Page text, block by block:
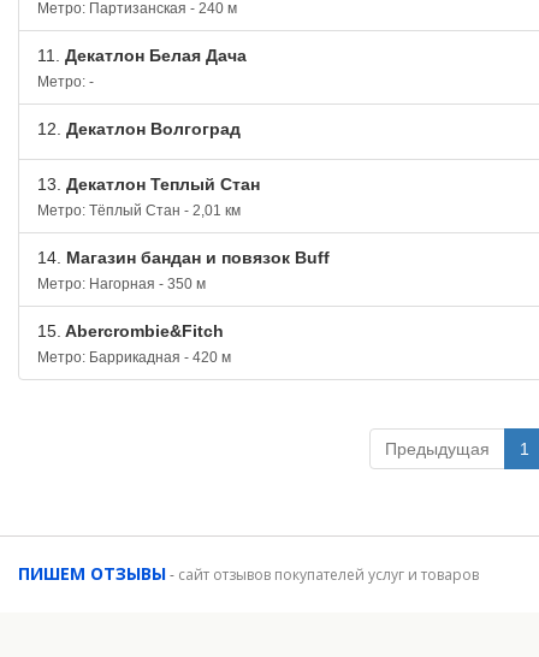
Метро: Партизанская - 240 м
11. Декатлон Белая Дача
Метро: -
12. Декатлон Волгоград
13. Декатлон Теплый Стан
Метро: Тёплый Стан - 2,01 км
14. Магазин бандан и повязок Buff
Метро: Нагорная - 350 м
15. Abercrombie&Fitch
Метро: Баррикадная - 420 м
Предыдущая 1
ПИШЕМ ОТЗЫВЫ- сайт отзывов покупателей услуг и товаров